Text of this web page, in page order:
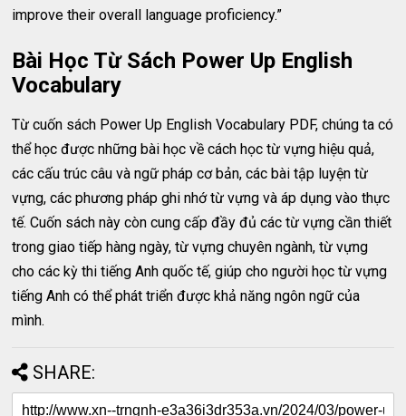
improve their overall language proficiency.”
Bài Học Từ Sách Power Up English
Vocabulary
Từ cuốn sách Power Up English Vocabulary PDF, chúng ta có
thể học được những bài học về cách học từ vựng hiệu quả,
các cấu trúc câu và ngữ pháp cơ bản, các bài tập luyện từ
vựng, các phương pháp ghi nhớ từ vựng và áp dụng vào thực
tế. Cuốn sách này còn cung cấp đầy đủ các từ vựng cần thiết
trong giao tiếp hàng ngày, từ vựng chuyên ngành, từ vựng
cho các kỳ thi tiếng Anh quốc tế, giúp cho người học từ vựng
tiếng Anh có thể phát triển được khả năng ngôn ngữ của
mình.
SHARE: